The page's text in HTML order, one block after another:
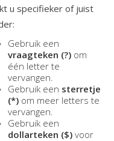
u specifieker of juist
Gebruik een
vraagteken (?) om
één letter te
vervangen.
Gebruik een sterretje
(*) om meer letters te
vervangen.
Gebruik een
dollarteken ($) voor